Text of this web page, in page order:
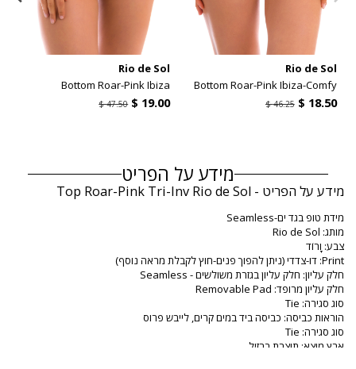
Rio de Sol
Bottom Roar-Pink Ibiza-Comfy
‏18.50 $
‏46.25 $
Rio de Sol
Bottom Roar-Pink Ibiza
‏19.00 $
‏47.50 $
מידע על הפריט
מידע על הפריט - Top Roar-Pink Tri-Inv Rio de Sol
מידת טופ בגד ים-Seamless
מותג: Rio de Sol
צבע: וָרוֹד
Print: דו-צדדי (ניתן להפוך פנים-חוץ לקבלת מראה נוסף)
חלק עליון: חלק עליון בגזרת משולשים - Seamless
חלק עליון מרופד: Removable Pad
סוג סגירה: Tie
הוראות כביסה: כביסה ביד במים קרים, לייבש פרוס
סוג סגירה: Tie
ארץ מוצא: תוצרת ברזיל